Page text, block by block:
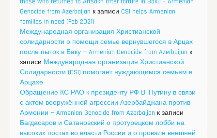
Genocide from Azerbaijan к записи CSI helps Armenian
families in need (Feb 2021)
Международная организация Христианской
солидарности о помощи семье вернувшегося в Арцах
после пыток в Баку — Armenian Genocide from Azerbaijan к
записи Международная организация Христианской
Солидарности (CSI) помогает нуждающимся семьям в
Арцахе
Обращение КС РАО к президенту РФ В. Путину в связи
с актом вооружённой агрессии Азербайджана против
Армении — Armenian Genocide from Azerbaijan к записи
Багдасаров и Сатановский о протурецком лобби на
высоких постах во власти России и о провале внешней